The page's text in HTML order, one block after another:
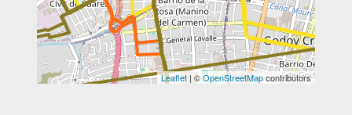
Leaflet | ©OpenStreetMapcontributors